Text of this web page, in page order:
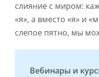
слияние с миром:
«я», а вместо «я» и
слепое пятно, мы
Вебинары и